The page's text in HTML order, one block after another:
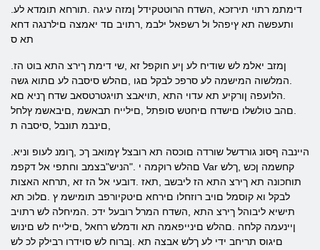
ותעפשה תא ץיפהל ול רשפאל ילבמ ,רתויב םד יאמצה םילרנגה דחא
תא ס
.המלשוה המישמה לע סרפכ לבקל םגו ,םהלש סיסבה לע םתוא גשה
.הלועפה ןורקיע תא עדוי התא ,תויאבצ תויגטרטסאב שדח ךניא םא
.םהב טולשלו םישדח םיחטש סופתל ,םילייח תבאשמ ,םיבאשמ ץלחל
,םינבמ תונבל ,סיסבה ת
םהלש רוקמה י ."הניש"בצמב וחתפי אל דקפמ Var קחשמה ןכש ,ךלש
תוחכונה תא ךירצ התא הז ליבשב ,תאז .דובעי אל הז זא ,תרחא האצות
לבקל וא קוסמל םויב רוזחלו םירחא םיטקיורפב תומישמ ץ .םלוכ תא
תישיא ליבוהל ךירצ התא ,השדח המרל רובעל ידכ .המיחלה לש רתויב
ןיינעמה קלחה .םהלש םינייפאמה תא ודמלש רחאל ,םילייח לש םינוש
םיגוס תריחב ידי לע ךלש אבצה תא .ןברוח לש סוידרו רבילק לכ לש